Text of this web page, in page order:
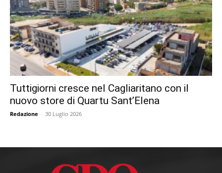
Tuttigiorni cresce nel Cagliaritano con il
nuovo store di Quartu Sant’Elena
Redazione - 30 Luglio 2026